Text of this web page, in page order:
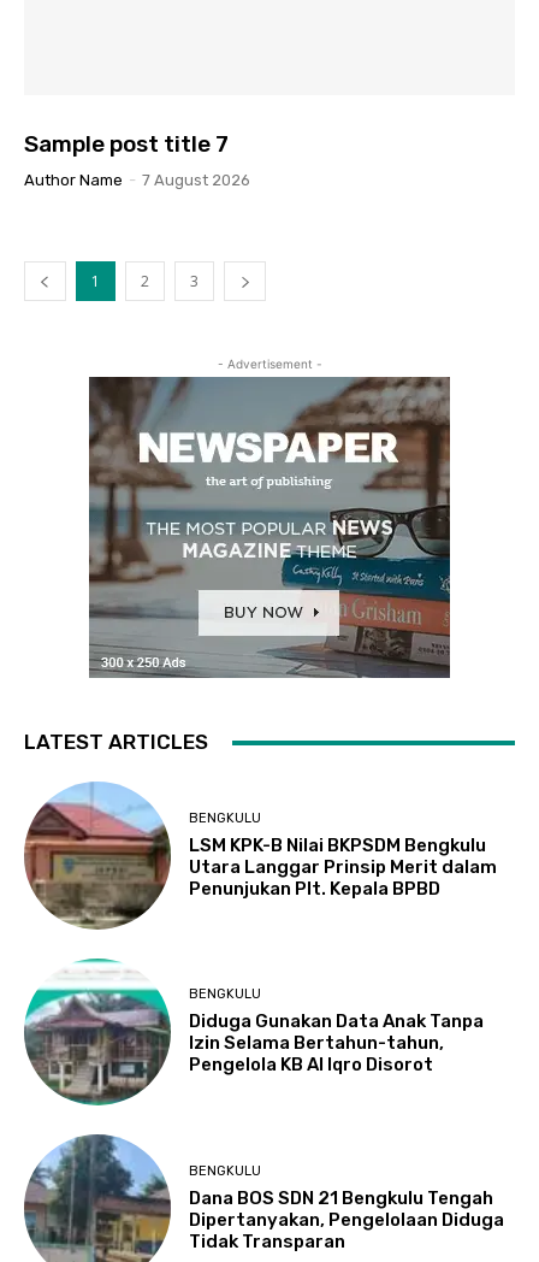
Sample post title 7
Author Name - 7 August 2026
1 2 3
- Advertisement -
LATEST ARTICLES
BENGKULU
LSM KPK-B Nilai BKPSDM Bengkulu
Utara Langgar Prinsip Merit dalam
Penunjukan Plt. Kepala BPBD
BENGKULU
Diduga Gunakan Data Anak Tanpa
Izin Selama Bertahun-tahun,
Pengelola KB Al Iqro Disorot
BENGKULU
Dana BOS SDN 21 Bengkulu Tengah
Dipertanyakan, Pengelolaan Diduga
Tidak Transparan